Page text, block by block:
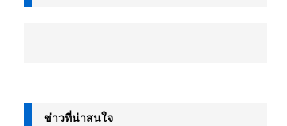
ข่าวที่น่าสนใจ